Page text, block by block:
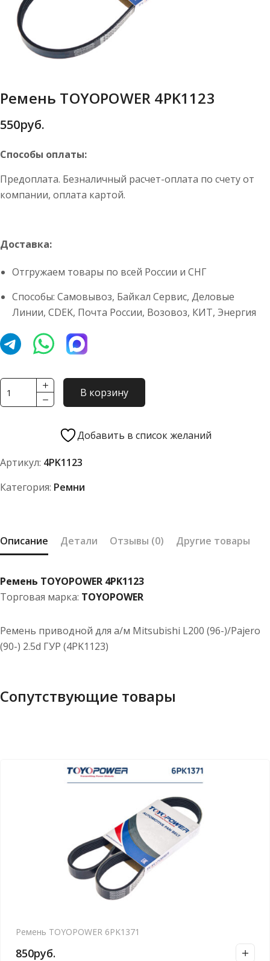
Ремень TOYOPOWER 4PK1123
550руб.
Способы оплаты:
Предоплата. Безналичный расчет-оплата по счету от
компании, оплата картой.
Доставка:
Отгружаем товары по всей России и СНГ
Способы: Самовывоз, Байкал Сервис, Деловые
Линии, CDEK, Почта России, Возовоз, КИТ, Энергия
Количество
товара
В корзину
Добавить в список желаний
Артикул: 4PK1123
Категория: Ремни
Описание Детали Отзывы (0) Другие товары
Ремень TOYOPOWER 4PK1123
Торговая марка: TOYOPOWER
Ремень приводной для а/м Mitsubishi L200 (96-)/Pajero
(90-) 2.5d ГУР (4PK1123)
Сопутствующие товары
Ремень TOYOPOWER 6PK1371
850руб.